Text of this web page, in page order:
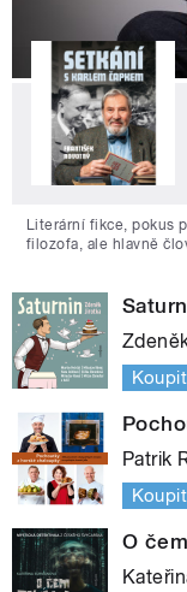
Literární fikce, pokus
filozofa, ale hlavně
Koupit
Patrik
Koupit
O